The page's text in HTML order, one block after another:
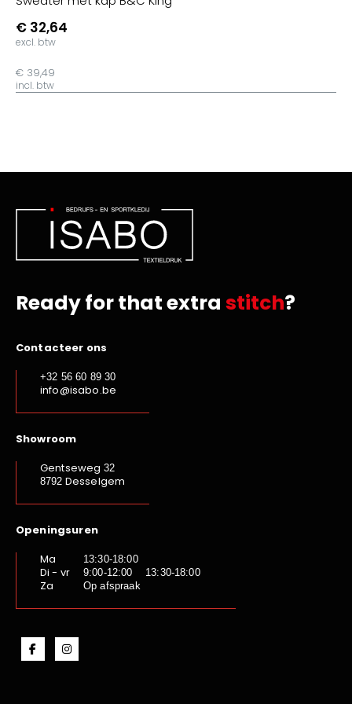
€ 32,64
excl. btw
€ 39,49
incl. btw
Ready for that extra stitch?
Contacteer ons
+32 56 60 89 30
info@isabo.be
Showroom
Gentseweg 32
8792 Desselgem
Openingsuren
Ma
13:30-18:00
Di - vr 9:00-12:00 13:30-18:00
Za Op afspraak